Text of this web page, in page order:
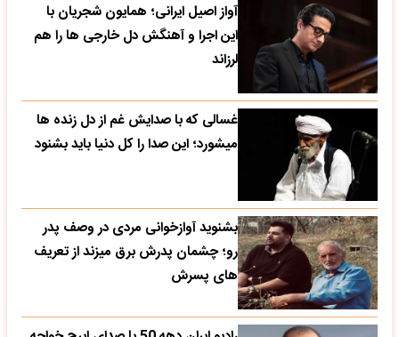
آواز اصیل ایرانی؛ همایون شجریان با
این اجرا و آهنگش دل خارجی ها را هم
لرزاند
غسالی که با صدایش غم از دل زنده ها
میشورد؛ این صدا را کل دنیا باید بشنود
بشنوید آوازخوانی مردی در وصف پدر
رو؛ چشمان پدرش برق میزند از تعریف
های پسرش